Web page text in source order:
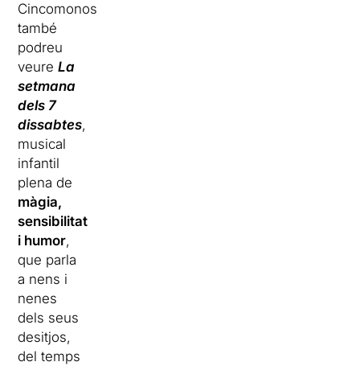
Cincomonos
també
podreu
veureLa
setmana
dels 7
dissabtes,
musical
infantil
plena de
màgia,
sensibilitat
i humor,
que parla
a nens i
nenes
dels seus
desitjos,
del temps